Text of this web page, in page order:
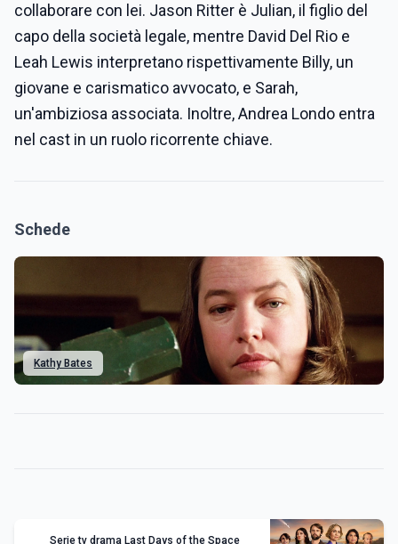
collaborare con lei. Jason Ritter è Julian, il figlio del
capo della società legale, mentre David Del Rio e
Leah Lewis interpretano rispettivamente Billy, un
giovane e carismatico avvocato, e Sarah,
un'ambiziosa associata. Inoltre, Andrea Londo entra
nel cast in un ruolo ricorrente chiave.
Schede
Kathy Bates
Serie tv drama Last Days of the Space